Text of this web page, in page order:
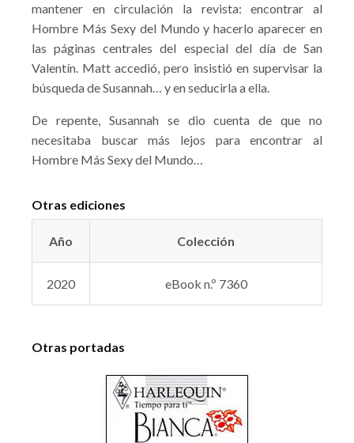
mantener en circulación la revista: encontrar al
Hombre Más Sexy del Mundo y hacerlo aparecer en
las páginas centrales del especial del día de San
Valentín. Matt accedió, pero insistió en supervisar la
búsqueda de Susannah… y en seducirla a ella.
De repente, Susannah se dio cuenta de que no
necesitaba buscar más lejos para encontrar al
Hombre Más Sexy del Mundo…
Otras ediciones
Año Colección
2020 eBook n.º 7360
Otras portadas